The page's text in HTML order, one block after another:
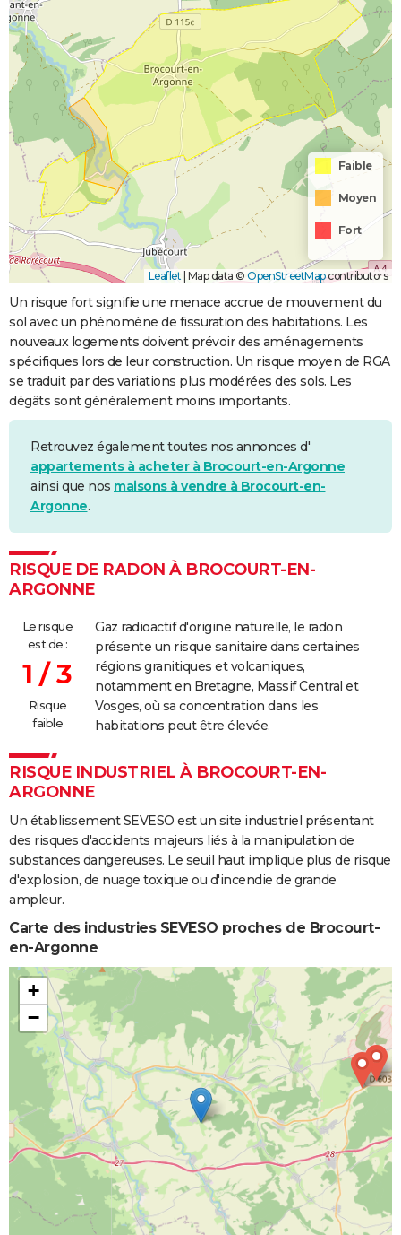
Faible
Moyen
Fort
Leaflet | Map data © OpenStreetMapcontributors
Un risque fort signifie une menace accrue de mouvement du
sol avec un phénomène de fissuration des habitations. Les
nouveaux logements doivent prévoir des aménagements
spécifiques lors de leur construction. Un risque moyen de RGA
se traduit par des variations plus modérées des sols. Les
dégâts sont généralement moins importants.
Retrouvez également toutes nos annonces d'
appartements à acheter à Brocourt-en-Argonne
ainsi que nos maisons à vendre à Brocourt-en-
Argonne.
RISQUE DE RADON À BROCOURT-EN-
ARGONNE
Le risque
est de :
1 / 3
Risque
faible
Gaz radioactif d'origine naturelle, le radon
présente un risque sanitaire dans certaines
régions granitiques et volcaniques,
notamment en Bretagne, Massif Central et
Vosges, où sa concentration dans les
habitations peut être élevée.
RISQUE INDUSTRIEL À BROCOURT-EN-
ARGONNE
Un établissement SEVESO est un site industriel présentant
des risques d'accidents majeurs liés à la manipulation de
substances dangereuses. Le seuil haut implique plus de risque
d'explosion, de nuage toxique ou d'incendie de grande
ampleur.
Carte des industries SEVESO proches de Brocourt-
en-Argonne
+
−